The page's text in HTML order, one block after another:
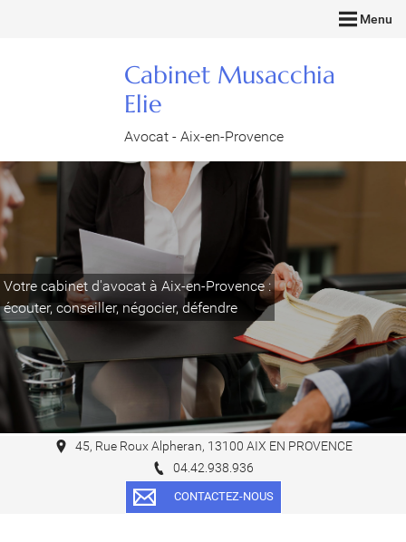
Menu
Cabinet Musacchia
Elie
Avocat - Aix-en-Provence
Votre cabinet d'avocat à Aix-en-Provence :
écouter, conseiller, négocier, défendre
45, Rue Roux Alpheran, 13100 AIX EN PROVENCE
04.42.938.936
CONTACTEZ-NOUS